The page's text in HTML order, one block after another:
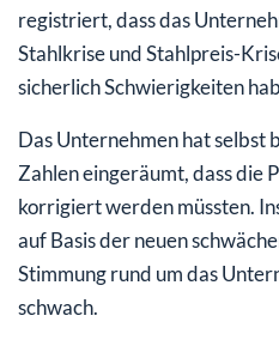
registriert, dass das
Stahlkrise und Stahlpreis-
sicherlich Schwierigkeiten
Das Unternehmen hat selbst
Zahlen eingeräumt, dass die
korrigiert werden müssten.
auf Basis der neuen
Stimmung rund um das
schwach.